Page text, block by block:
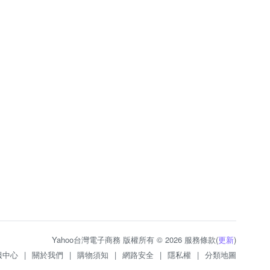
Yahoo台灣電子商務 版權所有 © 2026 服務條款(更新)
中心 | 關於我們 | 購物須知 | 網路安全 | 隱私權 | 分類地圖